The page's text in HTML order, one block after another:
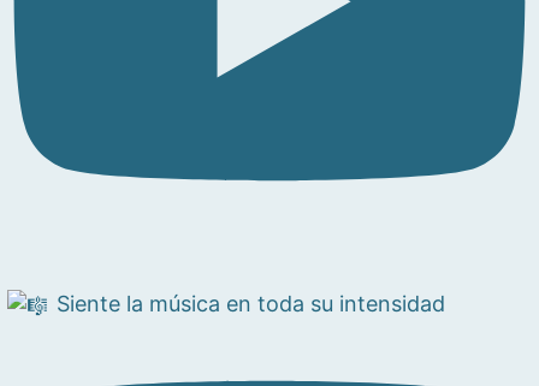
Siente la música en toda su intensidad